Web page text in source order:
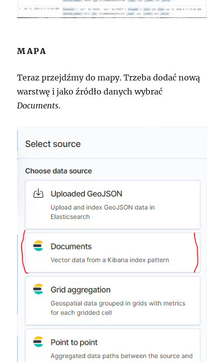
MAPA
Teraz przejdźmy do mapy. Trzeba dodać nową
warstwę i jako źródło danych wybrać
Documents.